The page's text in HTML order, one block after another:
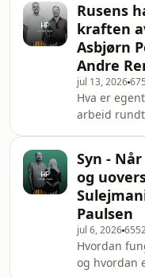
der barn og
praktisk. Du
Andrea Tveit
Kirknes
brenner for
glemte rolle
deler fra sin
pårøre
Rusens
kraften
Asbjørn
Andre
jul 13, 2026
Hva er
arbeid
en
hvilken kraft
arbeid for å
Pedersen
Andre
Syn -
og
Paulsen
jul 6, 2026
Hvordan
og hvordan